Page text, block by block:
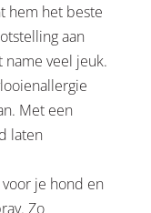
hem het beste
aan
veel jeuk.
Met een
laten
je hond en
Zo